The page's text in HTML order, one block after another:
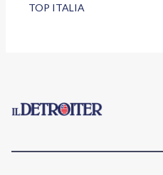
TOP ITALIA